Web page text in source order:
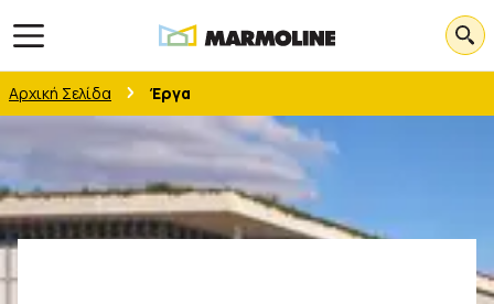
Open main menu
Αρχική Σελίδα Έργα